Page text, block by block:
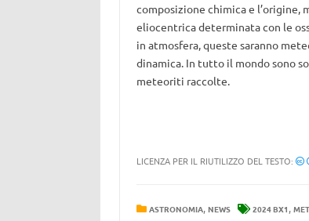
composizione chimica e l’origine,
eliocentrica determinata con le
in atmosfera, queste saranno
dinamica. In tutto il mondo sono
meteoriti raccolte.
LICENZA PER IL RIUTILIZZO DEL TESTO:
ASTRONOMIA, NEWS 2024 BX1 ,